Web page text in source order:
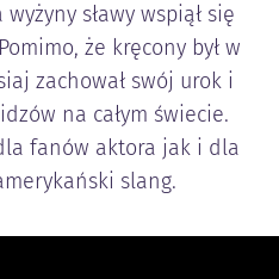
sławy wspiął się
że kręcony był w
zachował swój urok i
na całym świecie.
fanów aktora jak i dla
slang.